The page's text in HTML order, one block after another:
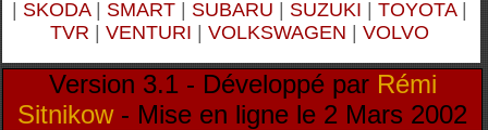
| SKODA| SMART | SUBARU | SUZUKI |TOYOTA|
TVR |VENTURI |VOLKSWAGEN |VOLVO
Version 3.1 - Développé par Rémi
Sitnikow- Mise en ligne le 2 Mars 2002